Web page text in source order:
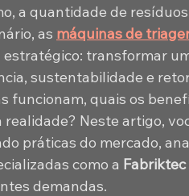
a quantidade de
as máquinas de
transformar
sustentabilidade e
funcionam, quais os
realidade? Neste artigo,
práticas do mercado,
como a Fabriktec
demandas.